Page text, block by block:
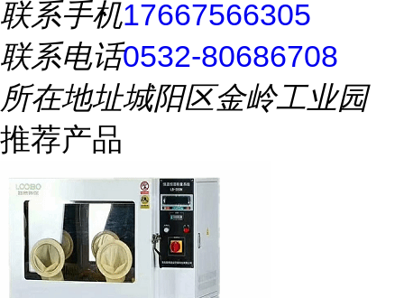
联系手机17667566305
联系电话0532-80686708
所在地址城阳区金岭工业园
推荐产品